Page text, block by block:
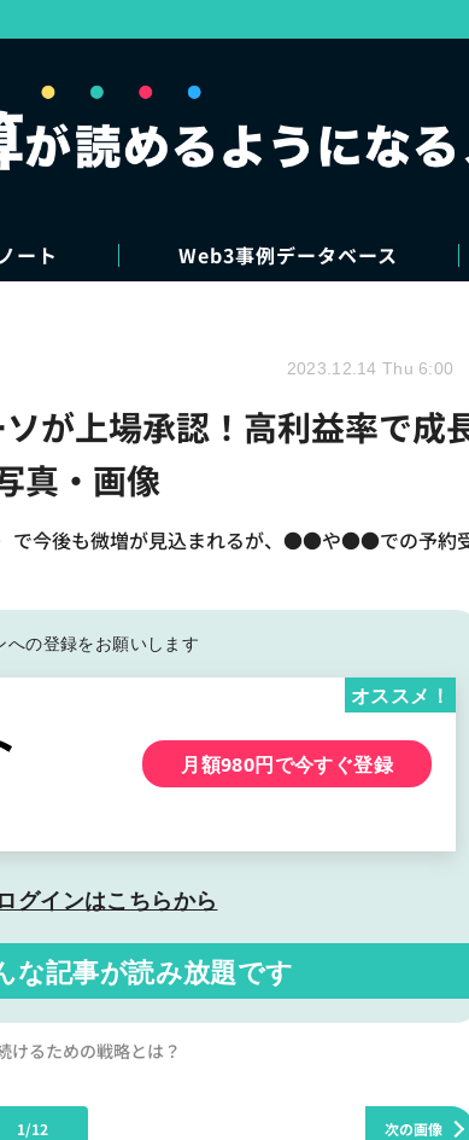
ート Web3事例データベース
が上場承認！高利益率で成
真・画像
で今後も微増が見込まれるが、●●や●●での予約
2023.12.14 Thu 6:00
への登録をお願いします
オススメ！
月額980円で今すぐ登録
ログインはこちらから
な記事が読み放題です
けるための戦略とは？
次の画像
1/12